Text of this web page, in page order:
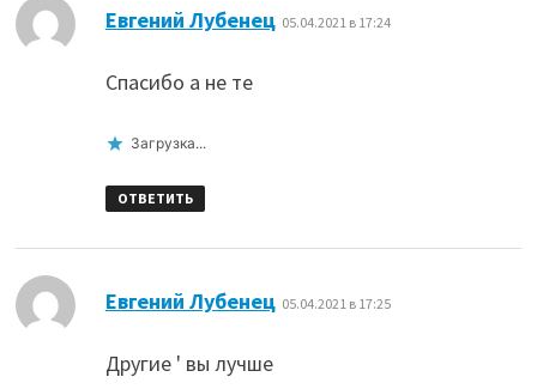
Евгений Лубенец 05.04.2021 в 17:24
Спасибо а не те
Загрузка...
ОТВЕТИТЬ
Евгений Лубенец 05.04.2021 в 17:25
Другие ' вы лучше